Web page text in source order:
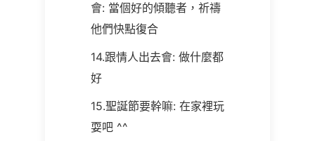
會: 當個好的傾聽者，祈禱
他們快點復合
14.跟情人出去會: 做什麼都
好
15.聖誕節要幹嘛: 在家裡玩
耍吧 ^^